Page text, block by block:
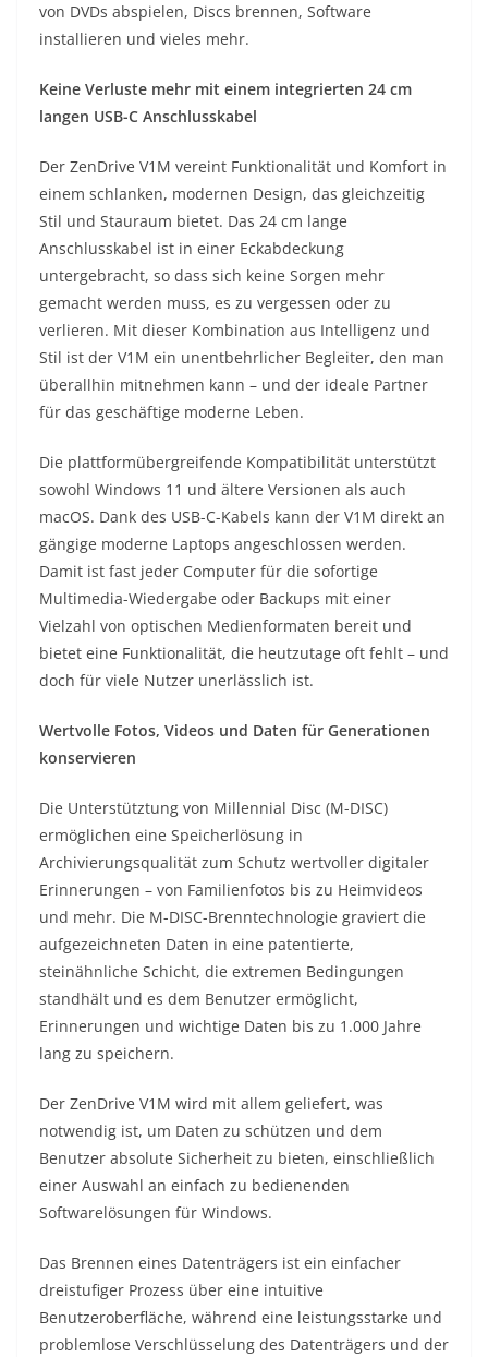
von DVDs abspielen, Discs brennen, Software
installieren und vieles mehr.
Keine Verluste mehr mit einem integrierten 24 cm
langen USB-C Anschlusskabel
Der ZenDrive V1M vereint Funktionalität und Komfort in
einem schlanken, modernen Design, das gleichzeitig
Stil und Stauraum bietet. Das 24 cm lange
Anschlusskabel ist in einer Eckabdeckung
untergebracht, so dass sich keine Sorgen mehr
gemacht werden muss, es zu vergessen oder zu
verlieren. Mit dieser Kombination aus Intelligenz und
Stil ist der V1M ein unentbehrlicher Begleiter, den man
überallhin mitnehmen kann – und der ideale Partner
für das geschäftige moderne Leben.
Die plattformübergreifende Kompatibilität unterstützt
sowohl Windows 11 und ältere Versionen als auch
macOS. Dank des USB-C-Kabels kann der V1M direkt an
gängige moderne Laptops angeschlossen werden.
Damit ist fast jeder Computer für die sofortige
Multimedia-Wiedergabe oder Backups mit einer
Vielzahl von optischen Medienformaten bereit und
bietet eine Funktionalität, die heutzutage oft fehlt – und
doch für viele Nutzer unerlässlich ist.
Wertvolle Fotos, Videos und Daten für Generationen
konservieren
Die Unterstütztung von Millennial Disc (M-DISC)
ermöglichen eine Speicherlösung in
Archivierungsqualität zum Schutz wertvoller digitaler
Erinnerungen – von Familienfotos bis zu Heimvideos
und mehr. Die M-DISC-Brenntechnologie graviert die
aufgezeichneten Daten in eine patentierte,
steinähnliche Schicht, die extremen Bedingungen
standhält und es dem Benutzer ermöglicht,
Erinnerungen und wichtige Daten bis zu 1.000 Jahre
lang zu speichern.
Der ZenDrive V1M wird mit allem geliefert, was
notwendig ist, um Daten zu schützen und dem
Benutzer absolute Sicherheit zu bieten, einschließlich
einer Auswahl an einfach zu bedienenden
Softwarelösungen für Windows.
Das Brennen eines Datenträgers ist ein einfacher
dreistufiger Prozess über eine intuitive
Benutzeroberfläche, während eine leistungsstarke und
problemlose Verschlüsselung des Datenträgers und der